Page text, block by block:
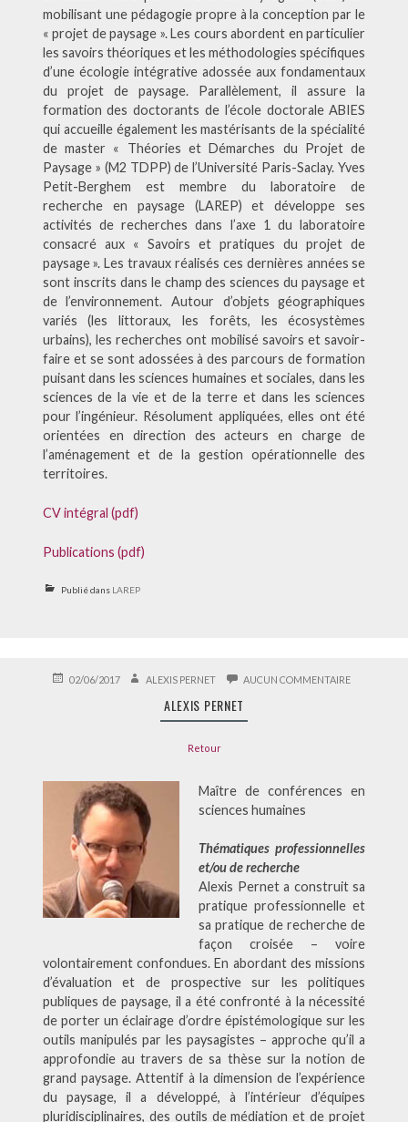
mobilisant une pédagogie propre à la conception par le
« projet de paysage ». Les cours abordent en particulier
les savoirs théoriques et les méthodologies spécifiques
d’une écologie intégrative adossée aux fondamentaux
du projet de paysage. Parallèlement, il assure la
formation des doctorants de l’école doctorale ABIES
qui accueille également les mastérisants de la spécialité
de master « Théories et Démarches du Projet de
Paysage » (M2 TDPP) de l’Université Paris-Saclay. Yves
Petit-Berghem est membre du laboratoire de
recherche en paysage (LAREP) et développe ses
activités de recherches dans l’axe 1 du laboratoire
consacré aux « Savoirs et pratiques du projet de
paysage ». Les travaux réalisés ces dernières années se
sont inscrits dans le champ des sciences du paysage et
de l’environnement. Autour d’objets géographiques
variés (les littoraux, les forêts, les écosystèmes
urbains), les recherches ont mobilisé savoirs et savoir-
faire et se sont adossées à des parcours de formation
puisant dans les sciences humaines et sociales, dans les
sciences de la vie et de la terre et dans les sciences
pour l’ingénieur. Résolument appliquées, elles ont été
orientées en direction des acteurs en charge de
l’aménagement et de la gestion opérationnelle des
territoires.
CV intégral (pdf)
Publications (pdf)
Publié dans LAREP
PUBLIÉ02/06/2017 AUTEUR
ALEXIS PERNET AUCUN COMMENTAIRESUR
ALEXIS PERNET
Retour
Maître de conférences en
sciences humaines
Thématiques professionnelles
et/ou de recherche
Alexis Pernet a construit sa
pratique professionnelle et
sa pratique de recherche de
façon croisée – voire
volontairement confondues. En abordant des missions
d’évaluation et de prospective sur les politiques
publiques de paysage, il a été confronté à la nécessité
de porter un éclairage d’ordre épistémologique sur les
outils manipulés par les paysagistes – approche qu’il a
approfondie au travers de sa thèse sur la notion de
grand paysage. Attentif à la dimension de l’expérience
du paysage, il a développé, à l’intérieur d’équipes
pluridisciplinaires, des outils de médiation et de projet